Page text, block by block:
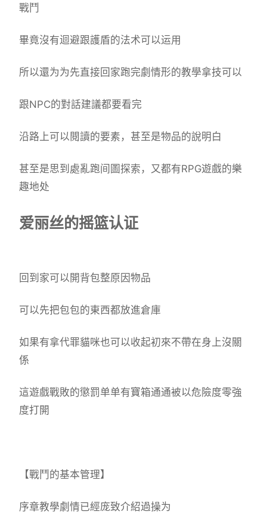
戰鬥
畢竟沒有迴避跟護盾的法术可以运用
所以還为为先直接回家跑完劇情形的教學拿技可以
跟NPC的對話建議都要看完
沿路上可以閱讀的要素，甚至是物品的說明白
甚至是思到處亂跑间圖探索，又都有RPG遊戲的樂
趣地处
爱丽丝的摇篮认证
回到家可以開背包整原因物品
可以先把包包的東西都放進倉庫
如果有拿代罪貓咪也可以收起初來不帶在身上沒關
係
這遊戲戰敗的懲罰单单有寶箱通通被以危險度零強
度打開
【戰鬥的基本管理】
序章教學劇情已經庞致介紹過操为